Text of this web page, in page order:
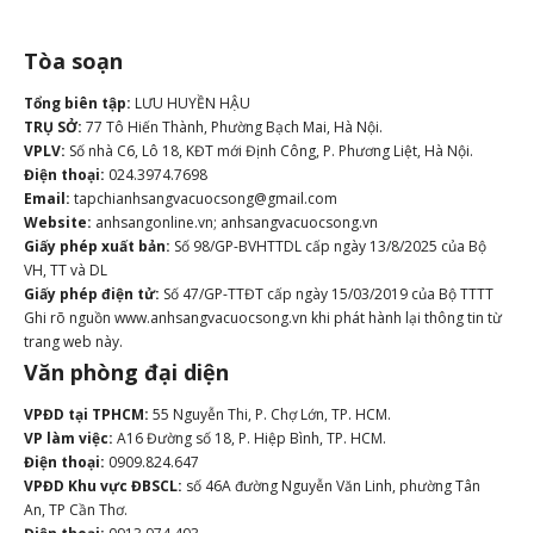
Tòa soạn
Tổng biên tập: LƯU HUYỀN HẬU
TRỤ SỞ: 77 Tô Hiến Thành, Phường Bạch Mai, Hà Nội.
VPLV: Số nhà C6, Lô 18, KĐT mới Định Công, P. Phương Liệt, Hà Nội.
Điện thoại: 024.3974.7698
Email: tapchianhsangvacuocsong@gmail.com
Website: anhsangonline.vn; anhsangvacuocsong.vn
Giấy phép xuất bản: Số 98/GP-BVHTTDL cấp ngày 13/8/2025 của Bộ
VH, TT và DL
Giấy phép điện tử: Số 47/GP-TTĐT cấp ngày 15/03/2019 của Bộ TTTT
Ghi rõ nguồn www.anhsangvacuocsong.vn khi phát hành lại thông tin từ
trang web này.
Văn phòng đại diện
VPĐD tại TPHCM: 55 Nguyễn Thi, P. Chợ Lớn, TP. HCM.
VP làm việc: A16 Đường số 18, P. Hiệp Bình, TP. HCM.
Điện thoại: 0909.824.647
VPĐD Khu vực ĐBSCL: số 46A đường Nguyễn Văn Linh, phường Tân
An, TP Cần Thơ.